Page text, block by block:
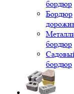
бордюр
Бордюр
бордюр
бордюр